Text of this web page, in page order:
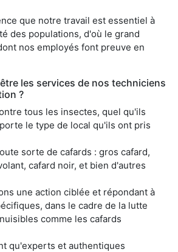
que notre travail est essentiel à
des populations, d'où le grand
nos employés font preuve en
les services de nos techniciens
?
tous les insectes, quel qu'ils
le type de local qu'ils ont pris
sorte de cafards : gros cafard,
cafard noir, et bien d'autres
une action ciblée et répondant à
dans le cadre de la lutte
comme les cafards
qu'experts et authentiques